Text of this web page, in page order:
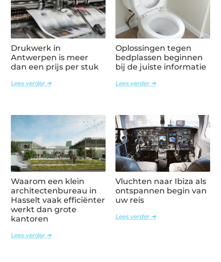
Drukwerk in
Antwerpen is meer
dan een prijs per stuk
Lees verder ➜
Oplossingen tegen
bedplassen beginnen
bij de juiste informatie
Lees verder ➜
Waarom een klein
architectenbureau in
Hasselt vaak efficiënter
werkt dan grote
kantoren
Lees verder ➜
Vluchten naar Ibiza als
ontspannen begin van
uw reis
Lees verder ➜